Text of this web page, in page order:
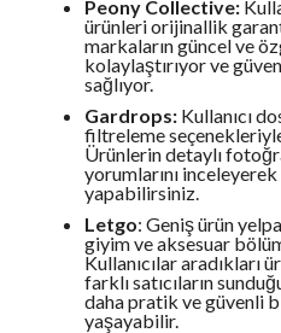
Peony Collective:
ürünleri orijinallik
markaların güncel ve
kolaylaştırıyor ve
sağlıyor.
Gardrops:Kullanıcı
filtreleme
Ürünlerin detaylı
yorumlarını
yapabilirsiniz.
Letgo: Geniş ürün
giyim ve aksesuar
Kullanıcılar aradıkları
farklı satıcıların
daha pratik ve güvenli
yaşayabilir.